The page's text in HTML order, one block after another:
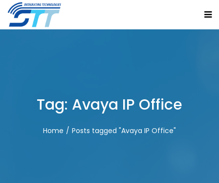
Tag: Avaya IP Office
Home Posts tagged "Avaya IP Office"